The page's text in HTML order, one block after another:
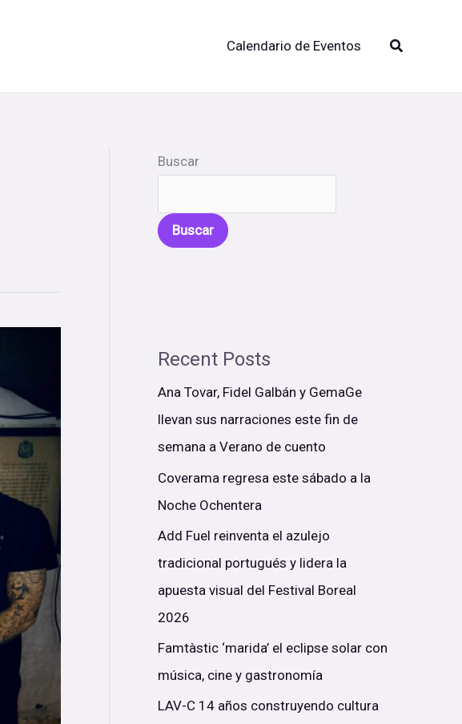
Calendario de Eventos Buscar
Buscar
Buscar
Recent Posts
Ana Tovar, Fidel Galbán y GemaGe
llevan sus narraciones este fin de
semana a Verano de cuento
Coverama regresa este sábado a la
Noche Ochentera
Add Fuel reinventa el azulejo
tradicional portugués y lidera la
apuesta visual del Festival Boreal
2026
Famtàstic ‘marida’ el eclipse solar con
música, cine y gastronomía
LAV-C 14 años construyendo cultura